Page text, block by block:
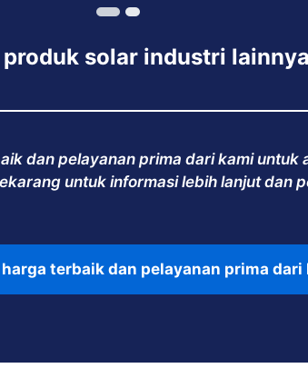
produk solar industri
dan pelayanan prima dari kami untuk
untuk informasi lebih lanjut dan
terbaik dan pelayanan prima dari